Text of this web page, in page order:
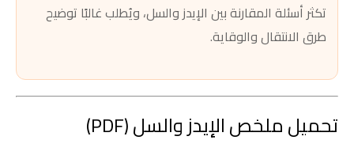
تكثر أسئلة المقارنة بين الإيدز والسل، ويُطلب غالبًا توضيح
طرق الانتقال والوقاية.
تحميل ملخص الإيدز والسل (PDF)